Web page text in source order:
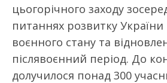
цьогорічного заходу
питаннях розвитку
воєнного стану та
післявоєнний період. До
долучилося понад 300